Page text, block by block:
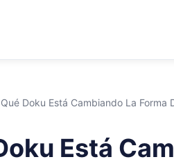
Doku Está Cambiando La Forma
Está